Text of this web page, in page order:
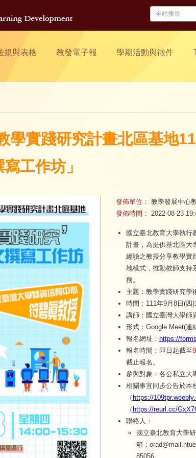
規與表格 教發電子報 學期活動與徵件
學實踐研究計畫北區基地
工作坊」
發佈單位： 教學發展中心
發佈時間： 2022-08-23
國立臺北教育大學執行
計畫，為提供基北區大
經驗之教授分享教學實
地模式，推動教師支持
務。
主題：教學實踐研究學
時間：111年9月8日(四
講師：國立臺灣大學師
形式：Google Meet(連
報名網址： https://
報名時間：即日起截至
截止報名。
參與對象：各公私立大
相關事宜同步公告於本
（https://
（https://reurl.cc/
聯絡人：
國立臺北教育大學
箱：
85056。